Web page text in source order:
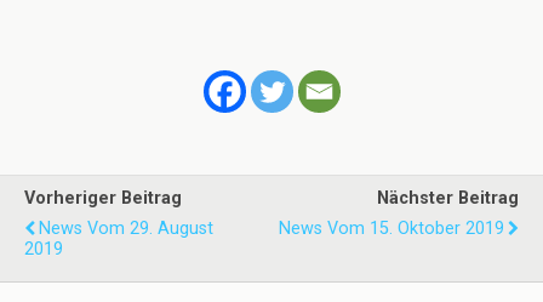
Vorheriger Beitrag
News Vom 29. August
2019
Nächster Beitrag
News Vom 15. Oktober 2019